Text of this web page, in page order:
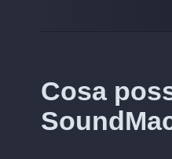
Cosa